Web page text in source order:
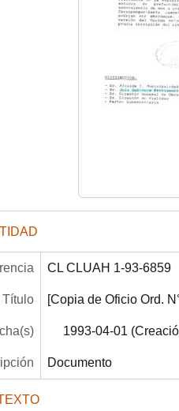
CL CLUAH 1-93-6859
Título [Copia de Oficio Ord.
1993-04-01
Documento